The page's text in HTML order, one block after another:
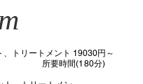
、トリートメント 19030円～
間(180分)